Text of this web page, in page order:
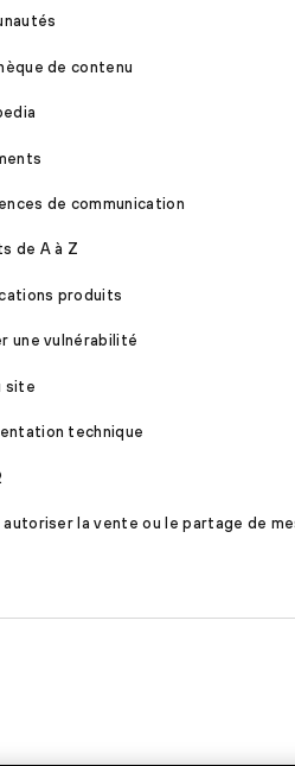
de contenu
de communication
de A à Z
produits
une vulnérabilité
site
technique
autoriser la vente ou le partage de